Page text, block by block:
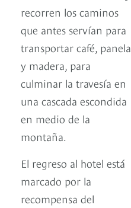
recorren los caminos
que antes servían para
transportar café, panela
y madera, para
culminar la travesía en
una cascada escondida
en medio de la
montaña.
El regreso al hotel está
marcado por la
recompensa del